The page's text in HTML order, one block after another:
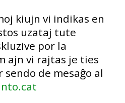
kiujn vi indikas en
uzataj tute
por la
ajn vi rajtas je ties
de mesaĝo al